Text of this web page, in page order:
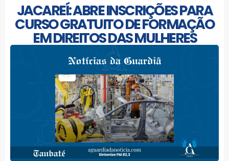
JACAREÍ: ABRE INSCRIÇÕES PARA
CURSO GRATUITO DE FORMAÇÃO
EM DIREITOS DAS MULHERES